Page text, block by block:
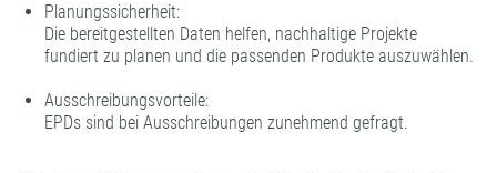
Planungssicherheit:
Die bereitgestellten Daten helfen, nachhaltige Projekte
fundiert zu planen und die passenden Produkte auszuwählen.
Ausschreibungsvorteile:
EPDs sind bei Ausschreibungen zunehmend gefragt.